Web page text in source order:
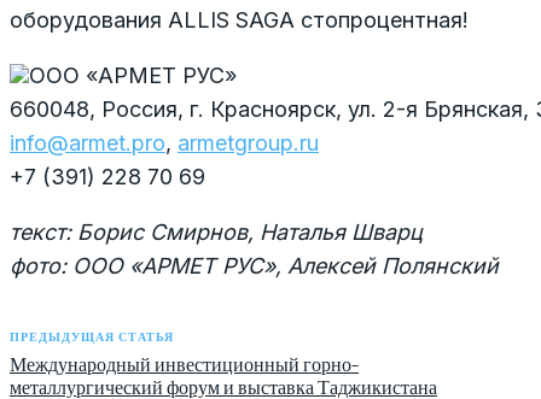
оборудования ALLIS SAGA стопроцентная!
ООО «АРМЕТ РУС»
660048, Россия, г. Красноярск, ул. 2-я Брянская,
info@armet.pro, armetgroup.ru
+7 (391) 228 70 69
текст: Борис Смирнов, Наталья Шварц
фото: ООО «АРМЕТ РУС», Алексей Полянский
ПРЕДЫДУЩАЯ СТАТЬЯ
Международный инвестиционный горно-
металлургический форум и выставка Таджикистана